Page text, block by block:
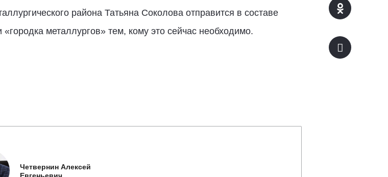
района Татьяна Соколова отправится в составе
металлургов» тем, кому это сейчас необходимо.
Четвернин Алексей